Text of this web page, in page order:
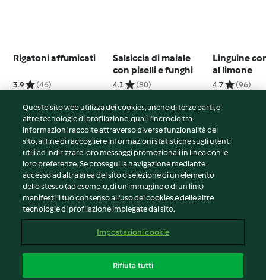
Rigatoni affumicati
3.9 (46)
Salsiccia di maiale
con piselli e funghi
4.1 (80)
Linguine
al limone
4.7 (96)
© Copyright 2026
Termini del servizio
Informativa sulla privacy
Avvertenze generali
Note legali
Contenuto del rapporto
Dichiarazione di accessibilità
Questo sito web utilizza dei cookies, anche di terze parti, e
altre tecnologie di profilazione, quali l’incrocio tra
informazioni raccolte attraverso diverse funzionalità del
sito, al fine di raccogliere informazioni statistiche sugli utenti
utili ad indirizzare loro messaggi promozionali in linea con le
loro preferenze. Se prosegui la navigazione mediante
accesso ad altra area del sito o selezione di un elemento
dello stesso (ad esempio, di un'immagine o di un link)
manifesti il tuo consenso all'uso dei cookies e delle altre
tecnologie di profilazione impiegate dal sito.
Impostazioni cookie
Rifiuta tutti